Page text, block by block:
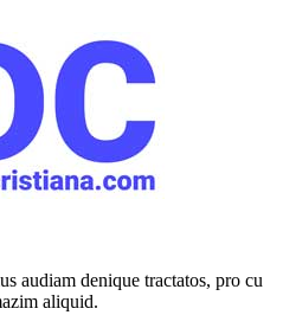
audiam denique tractatos, pro cu
aliquid.